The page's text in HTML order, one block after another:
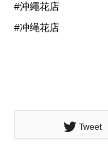
#沖繩花店
#冲绳花店
Tweet